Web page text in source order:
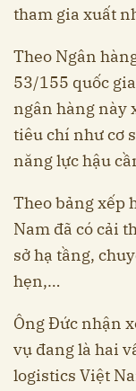
tham gia xuất
Theo Ngân
53/155 quốc
ngân hàng này
tiêu chí như cơ
năng lực hậu
Theo bảng xếp
Nam đã có cải
sở hạ tầng,
hẹn,…
Ông Đức nhận
vụ đang là hai
logistics Việt